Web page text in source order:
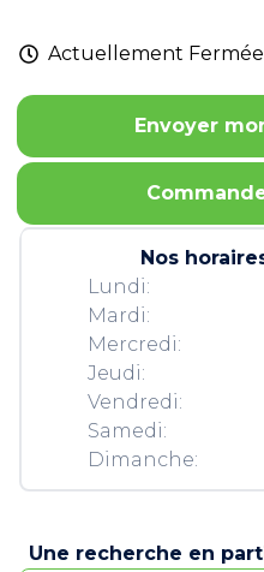
Actuellement Fermée
Envoyer
Nos
Lundi:
Mardi:
Mercredi:
Jeudi:
Vendredi:
Samedi:
Dimanche:
Une recherche en